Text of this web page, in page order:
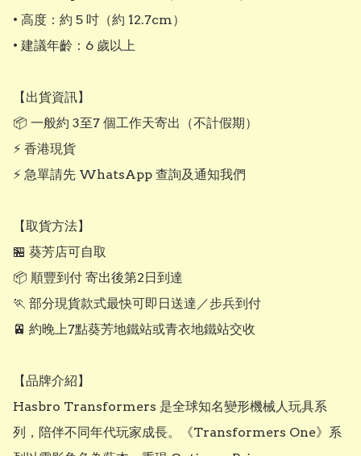
• 高度：約 5 吋（約 12.7cm）
• 建議年齡：6 歲以上
【出貨資訊】
📦 一般約 3至7 個工作天寄出（不計假期）
⚡ 香港現貨
⚡ 急單請先 WhatsApp 查詢及通知我們
【取貨方法】
🏪 葵芳店可自取
📦 順豐到付 寄出後第2日到達
🏃 部分現貨款式最快可即日送達／步兵到付
🚈 約晚上7點葵芳地鐵站或青衣地鐵站交收
【品牌介紹】
Hasbro Transformers 是全球知名變形機械人玩具系
列，陪伴不同年代玩家成長。《Transformers One》系